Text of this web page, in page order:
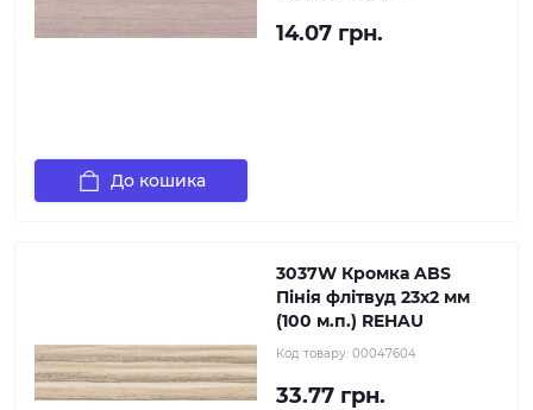
14.07 грн.
До кошика
3037W Кромка ABS
Пінія флітвуд 23х2 мм
(100 м.п.) REHAU
Код товару: 00047604
33.77 грн.